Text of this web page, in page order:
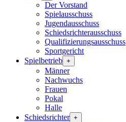
Der Vorstand
Spielausschuss
Jugendausschuss
Schiedsrichterausschuss
Qualifizierungsausschuss
Sportgericht
Spielbetrieb +
Männer
Nachwuchs
Frauen
Pokal
Halle
Schiedsrichter +